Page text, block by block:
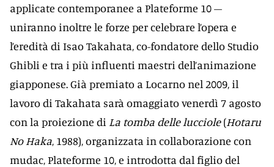
applicate contemporanee a Plateforme 10 –
uniranno inoltre le forze per celebrare l’opera e
l’eredità di Isao Takahata, co-fondatore dello Studio
Ghibli e tra i più influenti maestri dell’animazione
giapponese. Già premiato a Locarno nel 2009, il
lavoro di Takahata sarà omaggiato venerdì 7 agosto
con la proiezione di La tomba delle lucciole(Hotaru
No Haka, 1988), organizzata in collaborazione con
mudac, Plateforme 10, e introdotta dal figlio del